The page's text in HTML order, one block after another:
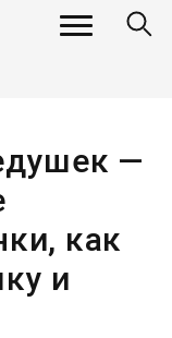
—
как
и